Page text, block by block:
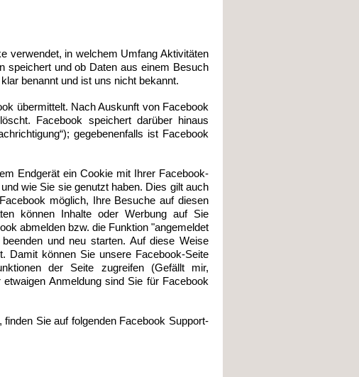
verwendet, in welchem Umfang Aktivitäten
speichert und ob Daten aus einem Besuch
benannt und ist uns nicht bekannt.
übermittelt. Nach Auskunft von Facebook
Facebook speichert darüber hinaus
gegebenenfalls ist Facebook
Endgerät ein Cookie mit Ihrer Facebook-
wie Sie sie genutzt haben. Dies gilt auch
möglich, Ihre Besuche auf diesen
können Inhalte oder Werbung auf Sie
abmelden bzw. die Funktion "angemeldet
und neu starten. Auf diese Weise
Damit können Sie unsere Facebook-Seite
der Seite zugreifen (Gefällt mir,
Anmeldung sind Sie für Facebook
Sie auf folgenden Facebook Support-